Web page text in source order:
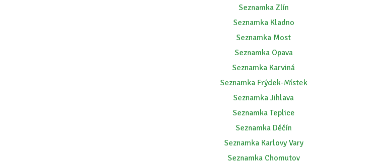
Seznamka Zlín
Seznamka Kladno
Seznamka Most
Seznamka Opava
Seznamka Karviná
Seznamka Frýdek-Místek
Seznamka Jihlava
Seznamka Teplice
Seznamka Děčín
Seznamka Karlovy Vary
Seznamka Chomutov